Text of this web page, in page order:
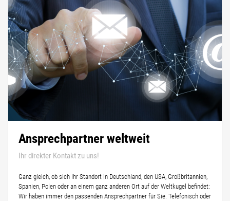
Ansprechpartner weltweit
Ihr direkter Kontakt zu uns!
Ganz gleich, ob sich Ihr Standort in Deutschland, den USA, Großbritannien,
Spanien, Polen oder an einem ganz anderen Ort auf der Weltkugel befindet:
Wir haben immer den passenden Ansprechpartner für Sie. Telefonisch oder